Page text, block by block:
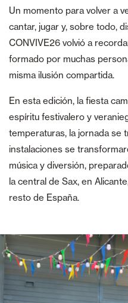
Un momento para volver a
cantar, jugar y, sobre todo,
CONVIVE26 volvió a
formado por muchas
misma ilusión compartida.
En esta edición, la fiesta
espíritu festivalero y
temperaturas, la jornada se
instalaciones se
música y diversión,
la central de Sax, en
resto de España.